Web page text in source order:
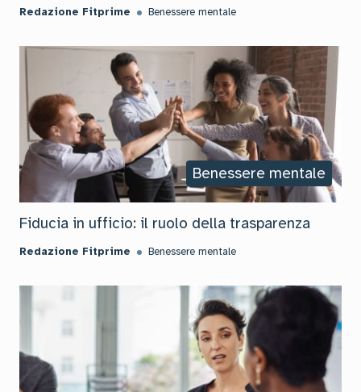
Redazione Fitprime Benessere mentale
Benessere mentale
Fiducia in ufficio: il ruolo della trasparenza
Redazione Fitprime Benessere mentale